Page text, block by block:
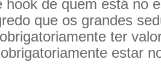
hook de quem está no
que os grandes
ter
estar